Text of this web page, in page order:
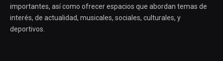
importantes, así como ofrecer espacios que abordan temas de
interés, de actualidad, musicales, sociales, culturales, y
deportivos.